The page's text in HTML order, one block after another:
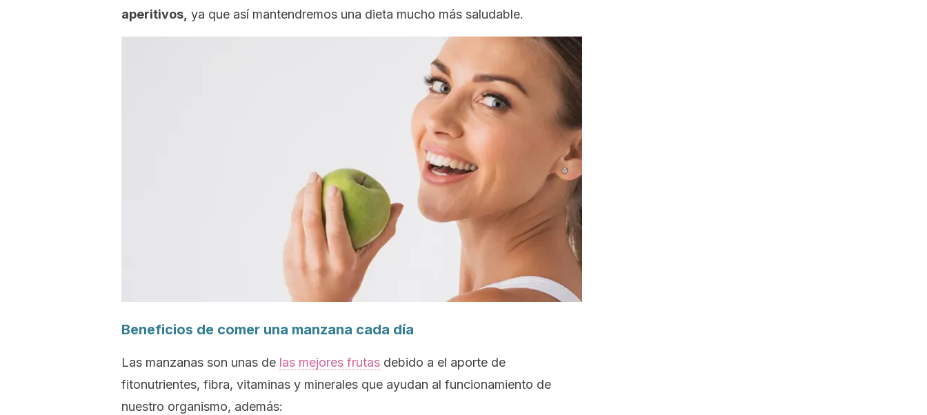
aperitivos, ya que así mantendremos una dieta mucho más saludable.
Beneficios de comer una manzana cada día
Las manzanas son unas de las mejores frutas debido a el aporte de
fitonutrientes, fibra, vitaminas y minerales que ayudan al funcionamiento de
nuestro organismo, además: